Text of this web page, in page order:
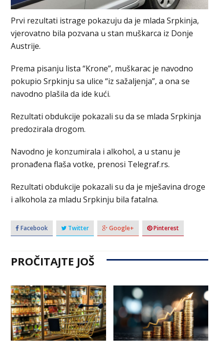
Prvi rezultati istrage pokazuju da je mlada Srpkinja,
vjerovatno bila pozvana u stan muškarca iz Donje
Austriјe.
Prema pisanju lista “Krone”, muškarac јe navodno
pokupio Srpkinju sa ulice “iz sažaljenja”, a ona se
navodno plašila da ide kući.
Rezultati obdukcije pokazali su da se mlada Srpkinja
predozirala drogom.
Navodno јe konzumirala i alkohol, a u stanu je
pronađena flaša votke, prenosi Telegraf.rs.
Rezultati obdukcije pokazali su da je mješavina droge
i alkohola za mladu Srpkinju bila fatalna.
Facebook Twitter Google+ Pinterest
PROČITAJTE JOŠ